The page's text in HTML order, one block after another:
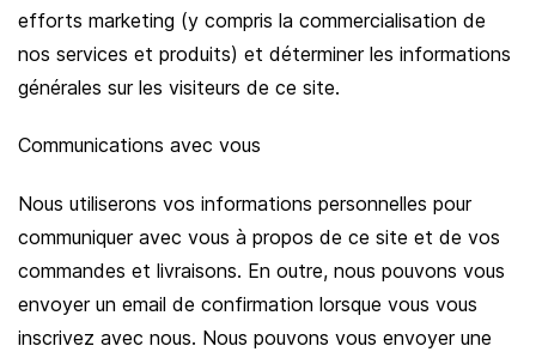
efforts marketing (y compris la commercialisation de
nos services et produits) et déterminer les informations
générales sur les visiteurs de ce site.
Communications avec vous
Nous utiliserons vos informations personnelles pour
communiquer avec vous à propos de ce site et de vos
commandes et livraisons. En outre, nous pouvons vous
envoyer un email de confirmation lorsque vous vous
inscrivez avec nous. Nous pouvons vous envoyer une